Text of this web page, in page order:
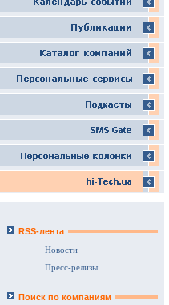
RSS-лента
Новости
Пресс-релизы
Поиск по компаниям